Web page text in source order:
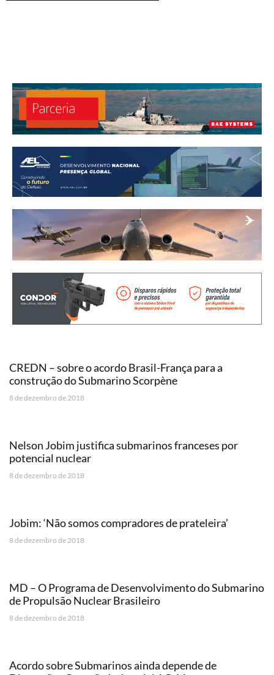
CREDN – sobre o acordo Brasil-França para a
construção do Submarino Scorpène
8 de dezembro de 2018
Nelson Jobim justifica submarinos franceses por
potencial nuclear
8 de dezembro de 2018
Jobim: ‘Não somos compradores de prateleira’
8 de dezembro de 2018
MD – O Programa de Desenvolvimento do Submarino
de Propulsão Nuclear Brasileiro
8 de dezembro de 2018
Acordo sobre Submarinos ainda depende de